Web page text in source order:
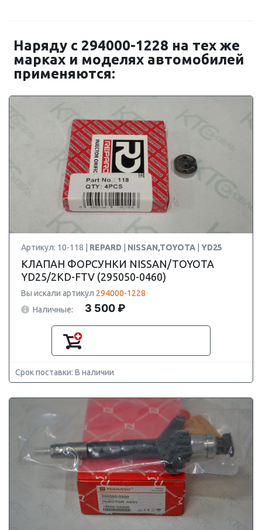
Наряду с 294000-1228 на тех же
марках и моделях автомобилей
применяются:
Артикул: 10-118 | REPARD NISSAN,TOYOTA YD25
КЛАПАН ФОРСУНКИ NISSAN/TOYOTA
YD25/2KD-FTV (295050-0460)
Вы искали артикул 294000-1228
Наличные:
3 500 ₽
Срок поставки: В наличии